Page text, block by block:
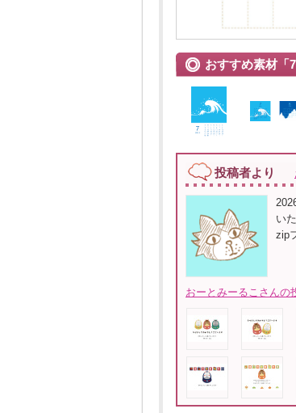
おすすめ素材「7
投稿者より
い
zip
おーとみーるこさんの